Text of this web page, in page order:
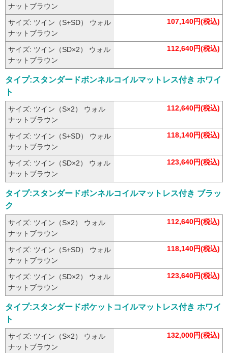
ナットブラウン
サイズ: ツイン（S+SD） ウォル
ナットブラウン
107,140円(税込)
サイズ: ツイン（SD×2） ウォル
ナットブラウン
112,640円(税込)
タイプ:スタンダードボンネルコイルマットレス付き ホワイ
ト
サイズ: ツイン（S×2） ウォル
ナットブラウン
112,640円(税込)
サイズ: ツイン（S+SD） ウォル
ナットブラウン
118,140円(税込)
サイズ: ツイン（SD×2） ウォル
ナットブラウン
123,640円(税込)
タイプ:スタンダードボンネルコイルマットレス付き ブラッ
ク
サイズ: ツイン（S×2） ウォル
ナットブラウン
112,640円(税込)
サイズ: ツイン（S+SD） ウォル
ナットブラウン
118,140円(税込)
サイズ: ツイン（SD×2） ウォル
ナットブラウン
123,640円(税込)
タイプ:スタンダードポケットコイルマットレス付き ホワイ
ト
サイズ: ツイン（S×2） ウォル
ナットブラウン
132,000円(税込)